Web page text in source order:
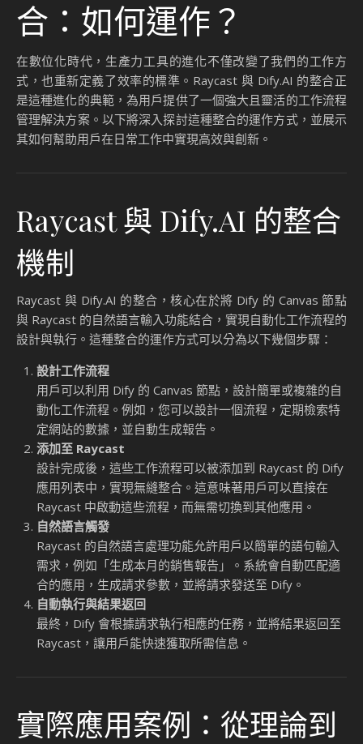
合：如何運作？
在數位化時代，生產力工具的進化不僅改變了我們的工作方
式，也重新定義了效率的標準。Raycast 與 Dify.AI 的整合正
是這種進化的典範，為用戶提供了一個強大且靈活的工作流程
管理解決方案。以下將深入探討這種整合的運作方式，並展示
其如何幫助用戶在日常工作中實現高效與創新。
Raycast 與 Dify.AI 的整合
機制
Raycast 與 Dify.AI 的整合，核心在於將 Dify 的 Canvas 節點
與 Raycast 的自然語言輸入功能結合，實現自動化工作流程的
設計與執行。這種整合的運作方式可以分為以下幾個步驟：
設計工作流程
用戶可以利用 Dify 的 Canvas 節點，設計簡單或複雜的自
動化工作流程。例如，您可以設計一個流程，定期檢索特
定網站的數據，並自動生成報告。
添加至 Raycast
設計完成後，這些工作流程可以被添加到 Raycast 的 Dify
應用列表中，實現無縫整合。這意味著用戶可以直接在
Raycast 中啟動這些流程，而無需切換到其他應用。
自然語言觸發
Raycast 的自然語言處理功能允許用戶以簡單的語句輸入
需求，例如「生成本月的銷售報告」。系統會自動匹配適
合的應用，生成請求參數，並將請求發送至 Dify。
自動執行與結果返回
最終，Dify 會根據請求執行相應的任務，並將結果返回至
Raycast，讓用戶能快速獲取所需信息。
實際應用案例：從理論到